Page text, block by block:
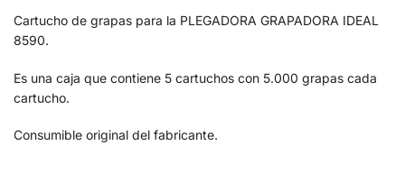
Cartucho de grapas para la PLEGADORA GRAPADORA IDEAL
8590.
Es una caja que contiene 5 cartuchos con 5.000 grapas cada
cartucho.
Consumible original del fabricante.